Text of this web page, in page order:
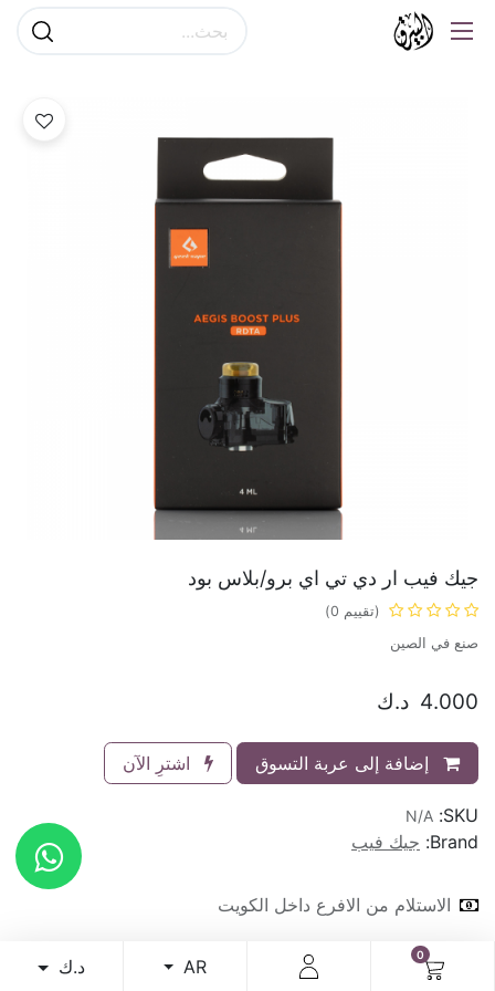
0
AR د.ك
جيك فيب ار دي تي اي برو/بلاس بود
(تقييم 0)
صنع في الصين
4.000 د.ك
إضافة إلى عربة التسوق اشترِ الآن
SKU:
N/A
Brand: جيك فيب
الاستلام من الافرع داخل الكويت
استرجاع النقود خلال ١٤ يوم من تاريخ الشراء